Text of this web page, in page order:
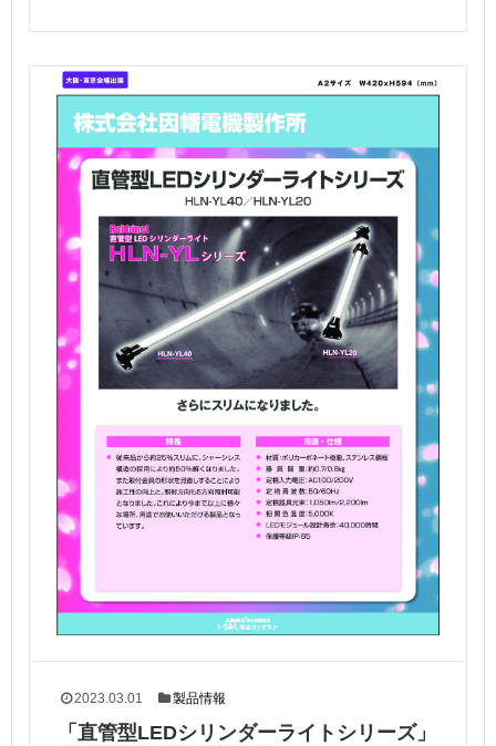
2023.03.01 製品情報
「直管型LEDシリンダーライトシリーズ」